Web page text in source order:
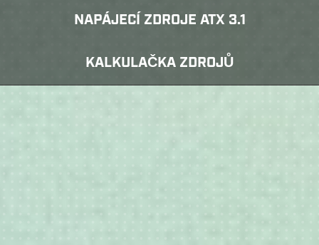
NAPÁJECÍ ZDROJE ATX 3.1
KALKULAČKA ZDROJŮ